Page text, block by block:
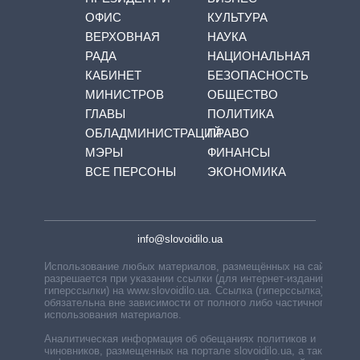
ОФИС
ВЕРХОВНАЯ
РАДА
КАБИНЕТ
МИНИСТРОВ
ГЛАВЫ
ОБЛАДМИНИСТРАЦИЙ
МЭРЫ
ВСЕ ПЕРСОНЫ
КУЛЬТУРА
НАУКА
НАЦИОНАЛЬНАЯ
БЕЗОПАСНОСТЬ
ОБЩЕСТВО
ПОЛИТИКА
ПРАВО
ФИНАНСЫ
ЭКОНОМИКА
info@slovoidilo.ua
Использование любых материалов, размещённых на сайте,
разрешается при указании ссылки (для интернет-изданий —
гиперссылки) на www.slovoidilo.ua. Ссылка (гиперссылка)
обязательна вне зависимости от полного либо частичного
использования материалов.
Аналитическая информация об обещаниях политиков и
чиновников, размещенных на портале slovoidilo.ua, а также